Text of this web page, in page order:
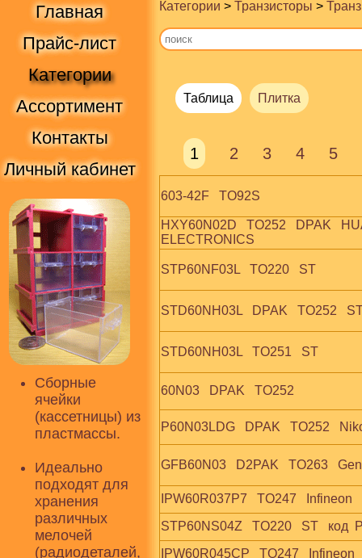
Главная
Прайс-лист
Категории
Ассортимент
Контакты
Личный кабинет
Сборные
ячейки
(кассетницы) из
пластмассы.
Идеально
подходят для
хранения
различных
мелочей
(радиодеталей,
Категории > Транзисторы >
Таблица Плитка
1 2 3 4 5
603-42F   TO92S
HXY60N02D   TO252   DPAK
ELECTRONICS
STP60NF03L   TO220   ST
STD60NH03L   DPAK   TO252
STD60NH03L   TO251   ST
60N03   DPAK   TO252
P60N03LDG   DPAK   TO252
GFB60N03   D2PAK   TO263
IPW60R037P7   TO247   Infineon
STP60NS04Z   TO220   ST   код
IPW60R045CP   TO247   Infineon